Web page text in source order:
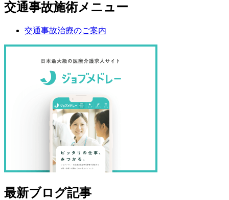
交通事故施術メニュー
交通事故治療のご案内
最新ブログ記事